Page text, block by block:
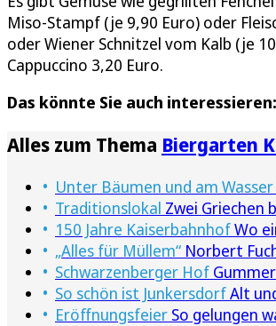
Miso-Stampf (je 9,90 Euro) oder
oder Wiener Schnitzel vom Kalb (je
Cappuccino 3,20 Euro.
Das könnte Sie auch interessieren:
Alles zum Thema Biergarten
Unter Bäumen und am Wasser
Traditionslokal Zwei Griechen
150 Jahre KaiserbahnhofWo
„Alles für Müllem“ Norbert
Schwarzenberger Hof
So schön ist JunkersdorfAlt
Eröffnungsfeier So gelungen